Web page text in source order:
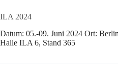
ILA 2024
Datum: 05.-09. Juni 2024 Ort:
Halle ILA 6, Stand 365